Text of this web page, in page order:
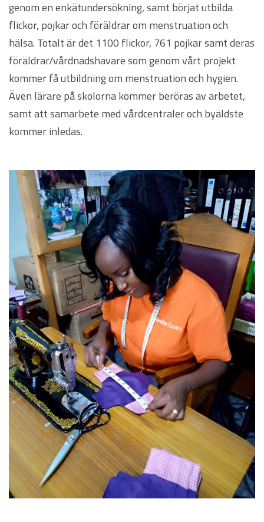
genom en enkätundersökning, samt börjat utbilda
flickor, pojkar och föräldrar om menstruation och
hälsa. Totalt är det 1100 flickor, 761 pojkar samt deras
föräldrar/vårdnadshavare som genom vårt projekt
kommer få utbildning om menstruation och hygien.
Även lärare på skolorna kommer beröras av arbetet,
samt att samarbete med vårdcentraler och byäldste
kommer inledas.